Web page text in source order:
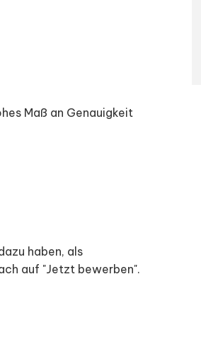
Maß an Genauigkeit
haben, als
auf "Jetzt bewerben".